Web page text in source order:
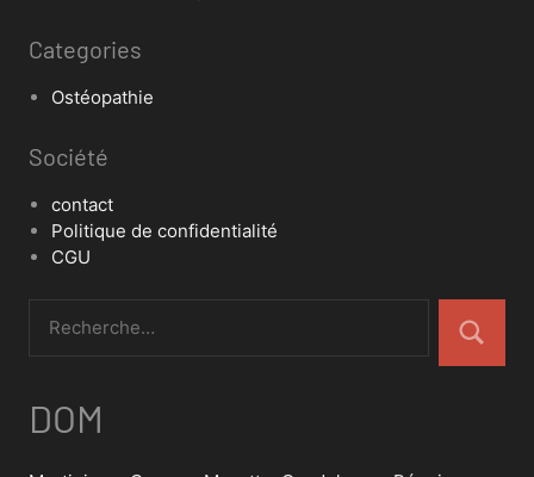
Categories
Ostéopathie
Société
contact
Politique de confidentialité
CGU
DOM